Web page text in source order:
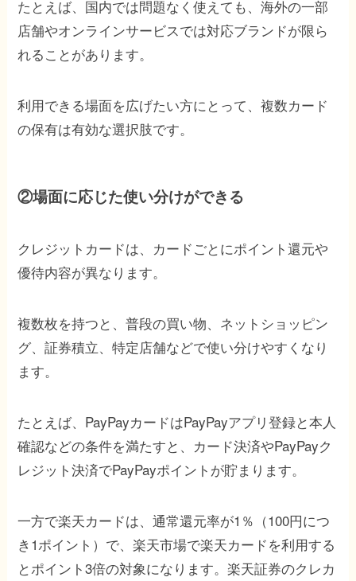
たとえば、国内では問題なく使えても、海外の一部
店舗やオンラインサービスでは対応ブランドが限ら
れることがあります。
利用できる場面を広げたい方にとって、複数カード
の保有は有効な選択肢です。
②場面に応じた使い分けができる
クレジットカードは、カードごとにポイント還元や
優待内容が異なります。
複数枚を持つと、普段の買い物、ネットショッピン
グ、証券積立、特定店舗などで使い分けやすくなり
ます。
たとえば、PayPayカードはPayPayアプリ登録と本人
確認などの条件を満たすと、カード決済やPayPayク
レジット決済でPayPayポイントが貯まります。
一方で楽天カードは、通常還元率が1％（100円につ
き1ポイント）で、楽天市場で楽天カードを利用する
とポイント3倍の対象になります。楽天証券のクレカ